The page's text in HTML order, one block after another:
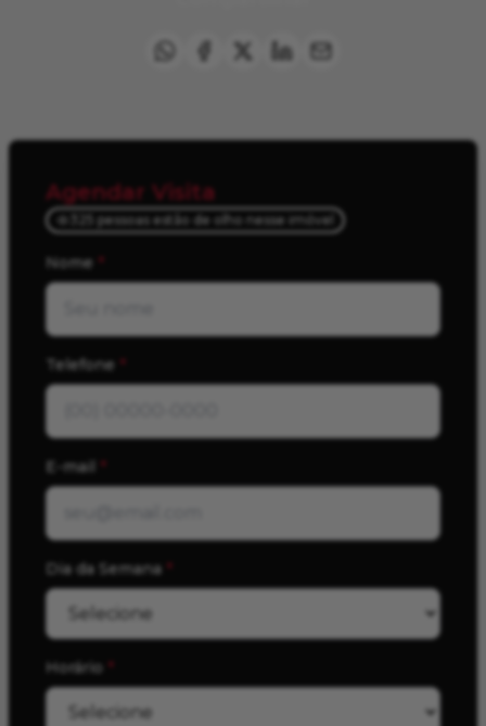
Agendar Visita
325 pessoas estão de olho nesse imóvel
Nome *
Telefone *
E-mail *
Dia da Semana *
Horário *